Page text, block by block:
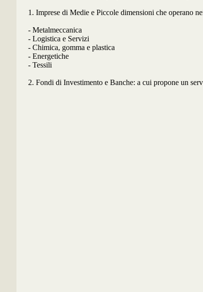
1. Imprese di Medie e Piccole dimensioni che operano
- Metalmeccanica
- Logistica e Servizi
- Chimica, gomma e plastica
- Energetiche
- Tessili
2. Fondi di Investimento e Banche: a cui propone un